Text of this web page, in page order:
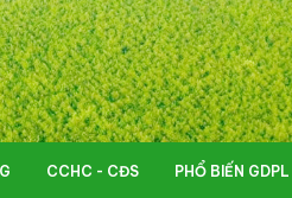
CCHC - CĐS PHỔ BIẾN GDPL